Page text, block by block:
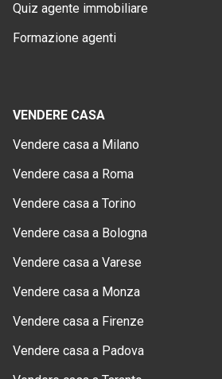
Quiz agente immobiliare
Formazione agenti
VENDERE CASA
Vendere casa a Milano
Vendere casa a Roma
Vendere casa a Torino
Vendere casa a Bologna
Vendere casa a Varese
Vendere casa a Monza
Vendere casa a Firenze
Vendere casa a Padova